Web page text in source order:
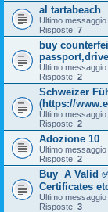
al tartabeach
Ultimo messaggio
Risposte: 7
buy
Ultimo messaggio
Risposte: 2
Schweizer
(https://
Ultimo messaggio
Risposte: 2
Adozione 10
Ultimo messaggio
Risposte: 2
Buy A Valid
Certificates
Ultimo messaggio
Risposte: 3